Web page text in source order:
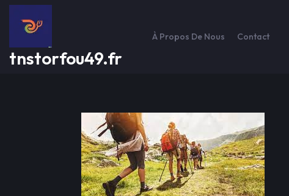
Passer
contenu
tnstorfou49.fr
À Propos De Nous Contact